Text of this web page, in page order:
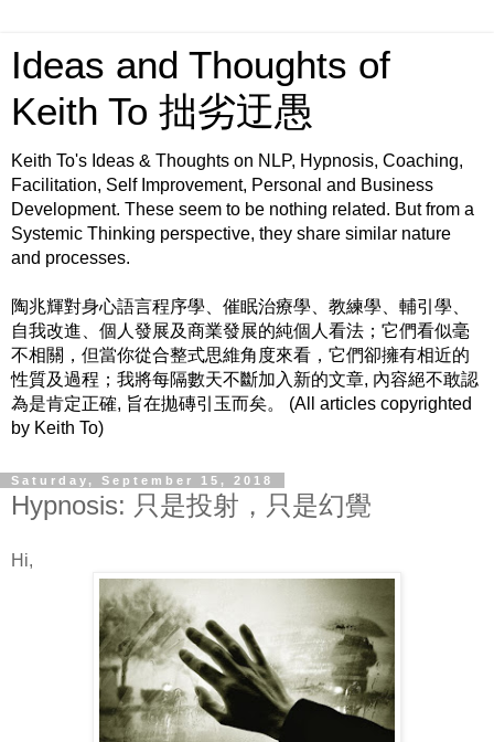
Ideas and Thoughts of
Keith To 拙劣迂愚
Keith To's Ideas & Thoughts on NLP, Hypnosis, Coaching,
Facilitation, Self Improvement, Personal and Business
Development. These seem to be nothing related. But from a
Systemic Thinking perspective, they share similar nature
and processes.
陶兆輝對身心語言程序學、催眠治療學、教練學、輔引學、
自我改進、個人發展及商業發展的純個人看法；它們看似毫
不相關，但當你從合整式思維角度來看，它們卻擁有相近的
性質及過程；我將每隔數天不斷加入新的文章, 內容絕不敢認
為是肯定正確, 旨在拋磚引玉而矣。 (All articles copyrighted
by Keith To)
Saturday, September 15, 2018
Hypnosis: 只是投射，只是幻覺
Hi,